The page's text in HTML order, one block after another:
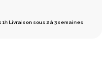
Livraison sous 2 à 3 semaines